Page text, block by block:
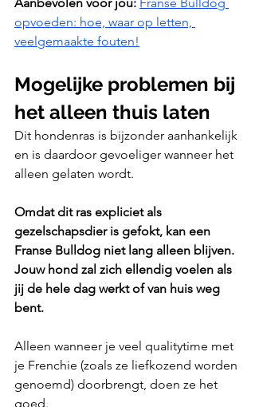
Aanbevolen voor jou: Franse Bulldog
opvoeden: hoe, waar op letten,
veelgemaakte fouten!
Mogelijke problemen bij
het alleen thuis laten
Dit hondenras is bijzonder aanhankelijk
en is daardoor gevoeliger wanneer het
alleen gelaten wordt.
Omdat dit ras expliciet als
gezelschapsdier is gefokt, kan een
Franse Bulldog niet lang alleen blijven.
Jouw hond zal zich ellendig voelen als
jij de hele dag werkt of van huis weg
bent.
Alleen wanneer je veel qualitytime met
je Frenchie (zoals ze liefkozend worden
genoemd) doorbrengt, doen ze het
goed.